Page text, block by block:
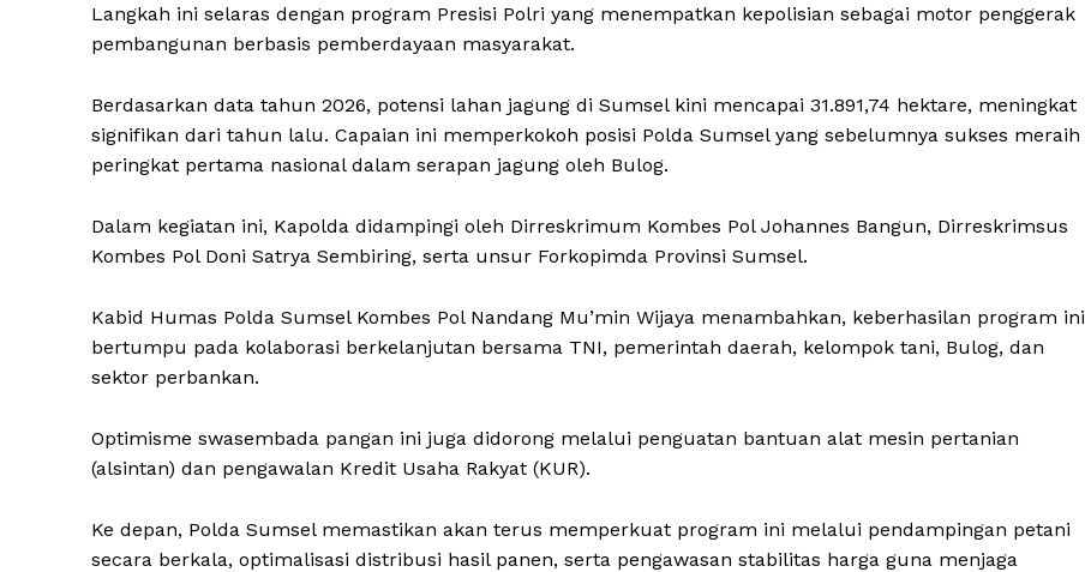
Langkah ini selaras dengan program Presisi Polri yang menempatkan kepolisian sebagai motor penggerak
pembangunan berbasis pemberdayaan masyarakat.
Berdasarkan data tahun 2026, potensi lahan jagung di Sumsel kini mencapai 31.891,74 hektare, meningkat
signifikan dari tahun lalu. Capaian ini memperkokoh posisi Polda Sumsel yang sebelumnya sukses meraih
peringkat pertama nasional dalam serapan jagung oleh Bulog.
Dalam kegiatan ini, Kapolda didampingi oleh Dirreskrimum Kombes Pol Johannes Bangun, Dirreskrimsus
Kombes Pol Doni Satrya Sembiring, serta unsur Forkopimda Provinsi Sumsel.
Kabid Humas Polda Sumsel Kombes Pol Nandang Mu’min Wijaya menambahkan, keberhasilan program ini
bertumpu pada kolaborasi berkelanjutan bersama TNI, pemerintah daerah, kelompok tani, Bulog, dan
sektor perbankan.
Optimisme swasembada pangan ini juga didorong melalui penguatan bantuan alat mesin pertanian
(alsintan) dan pengawalan Kredit Usaha Rakyat (KUR).
Ke depan, Polda Sumsel memastikan akan terus memperkuat program ini melalui pendampingan petani
secara berkala, optimalisasi distribusi hasil panen, serta pengawasan stabilitas harga guna menjaga